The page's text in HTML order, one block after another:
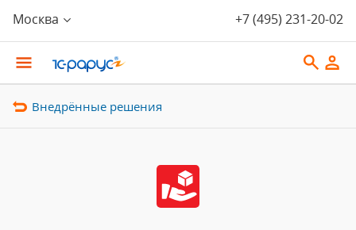
Москва +7 (495) 231-20-02
Внедрённые решения